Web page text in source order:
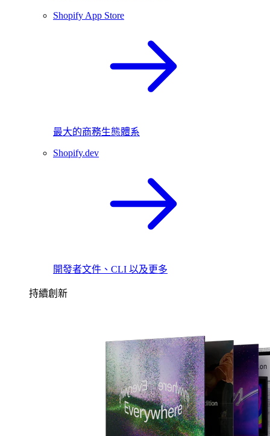
Shopify App Store
最大的商務生態體系
Shopify.dev
開發者文件、CLI 以及更多
持續創新